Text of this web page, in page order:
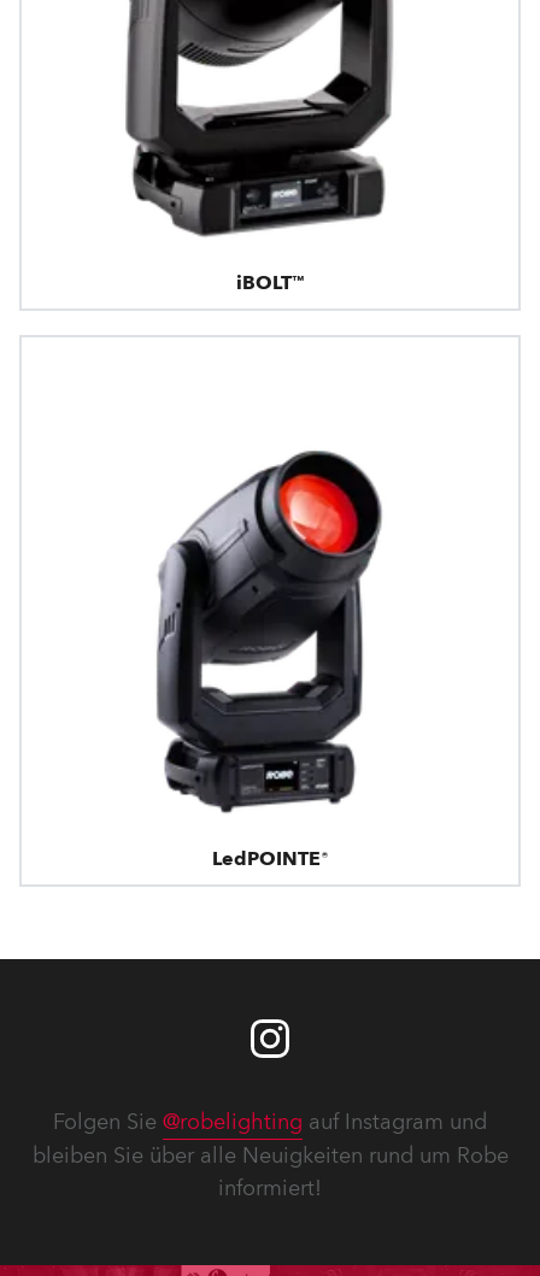
iBOLT™
LedPOINTE®
Folgen Sie @robelighting auf Instagram und
bleiben Sie über alle Neuigkeiten rund um Robe
informiert!